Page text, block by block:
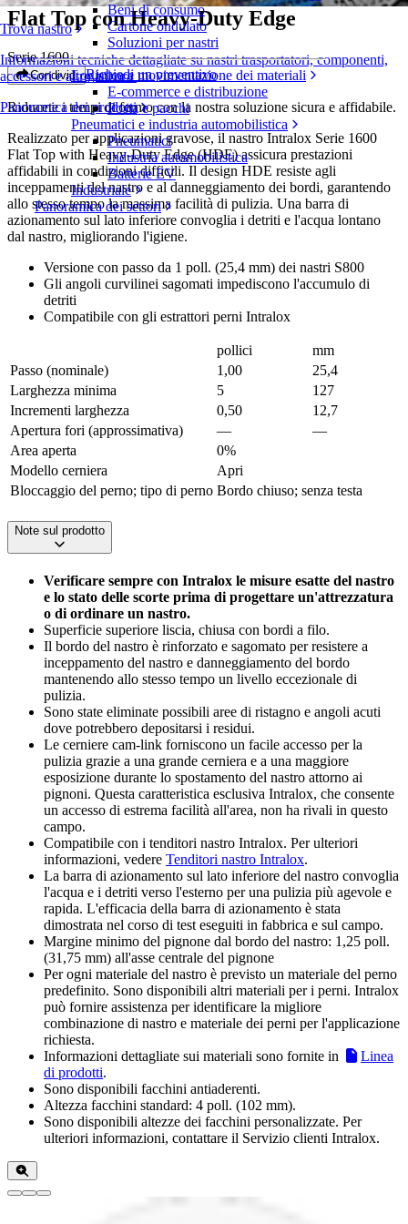
Trova nastro
Informazioni tecniche dettagliate su nastri trasportatori, componenti,
accessori e altro ancora
Panoramica dei prodotti
Beni di consumo
Cartone ondulato
Soluzioni per nastri
Logistica e movimentazione dei materiali
E-commerce e distribuzione
Posta e pacchi
Pneumatici e industria automobilistica
Pneumatici
Industria automobilistica
Batterie EV
Industriale
Panoramica dei settori
Flat Top con Heavy-Duty Edge
Serie 1600
Condividi Richiedi un preventivo
Riducete i tempi di fermo con la nostra soluzione sicura e affidabile.
Realizzato per applicazioni gravose, il nastro Intralox Serie 1600
Flat Top with Heavy-Duty Edge (HDE) assicura prestazioni
affidabili in condizioni difficili. Il design HDE resiste agli
inceppamenti del nastro e al danneggiamento dei bordi, garantendo
allo stesso tempo la massima facilità di pulizia. Una barra di
azionamento sul lato inferiore convoglia i detriti e l'acqua lontano
dal nastro, migliorando l'igiene.
Versione con passo da 1 poll. (25,4 mm) dei nastri S800
Gli angoli curvilinei sagomati impediscono l'accumulo di
detriti
Compatibile con gli estrattori perni Intralox
pollici
mm
Passo (nominale)
1,00
25,4
Larghezza minima
5
127
Incrementi larghezza
0,50
12,7
Apertura fori (approssimativa)
—
—
Area aperta
0%
Modello cerniera
Apri
Bloccaggio del perno; tipo di perno Bordo chiuso; senza testa
Note sul prodotto
Verificare sempre con Intralox le misure esatte del nastro
e lo stato delle scorte prima di progettare un'attrezzatura
o di ordinare un nastro.
Superficie superiore liscia, chiusa con bordi a filo.
Il bordo del nastro è rinforzato e sagomato per resistere a
inceppamento del nastro e danneggiamento del bordo
mantenendo allo stesso tempo un livello eccezionale di
pulizia.
Sono state eliminate possibili aree di ristagno e angoli acuti
dove potrebbero depositarsi i residui.
Le cerniere cam-link forniscono un facile accesso per la
pulizia grazie a una grande cerniera e a una maggiore
esposizione durante lo spostamento del nastro attorno ai
pignoni. Questa caratteristica esclusiva Intralox, che consente
un accesso di estrema facilità all'area, non ha rivali in questo
campo.
Compatibile con i tenditori nastro Intralox. Per ulteriori
informazioni, vedere Tenditori nastro Intralox.
La barra di azionamento sul lato inferiore del nastro convoglia
l'acqua e i detriti verso l'esterno per una pulizia più agevole e
rapida. L'efficacia della barra di azionamento è stata
dimostrata nel corso di test eseguiti in fabbrica e sul campo.
Margine minimo del pignone dal bordo del nastro: 1,25 poll.
(31,75 mm) all'asse centrale del pignone
Per ogni materiale del nastro è previsto un materiale del perno
predefinito. Sono disponibili altri materiali per i perni. Intralox
può fornire assistenza per identificare la migliore
combinazione di nastro e materiale dei perni per l'applicazione
richiesta.
Informazioni dettagliate sui materiali sono fornite in
Linea
di prodotti.
Sono disponibili facchini antiaderenti.
Altezza facchini standard: 4 poll. (102 mm).
Sono disponibili altezze dei facchini personalizzate. Per
ulteriori informazioni, contattare il Servizio clienti Intralox.